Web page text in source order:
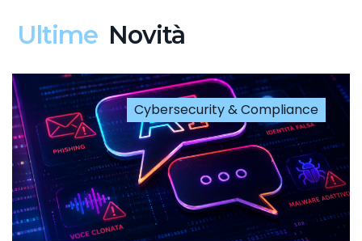
Ultime Novità
Cybersecurity & Compliance